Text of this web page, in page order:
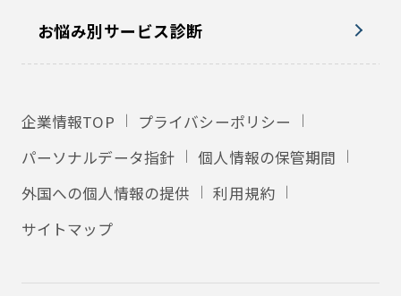
お悩み別サービス診断
企業情報TOP
プライバシーポリシー
パーソナルデータ指針
個人情報の保管期間
外国への個人情報の提供
利用規約
サイトマップ